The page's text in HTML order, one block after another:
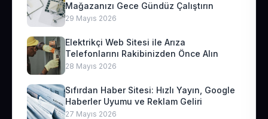
Mağazanızı Gece Gündüz Çalıştırın
29 Mayıs 2026
Elektrikçi Web Sitesi ile Arıza
Telefonlarını Rakibinizden Önce Alın
28 Mayıs 2026
Sıfırdan Haber Sitesi: Hızlı Yayın, Google
Haberler Uyumu ve Reklam Geliri
27 Mayıs 2026